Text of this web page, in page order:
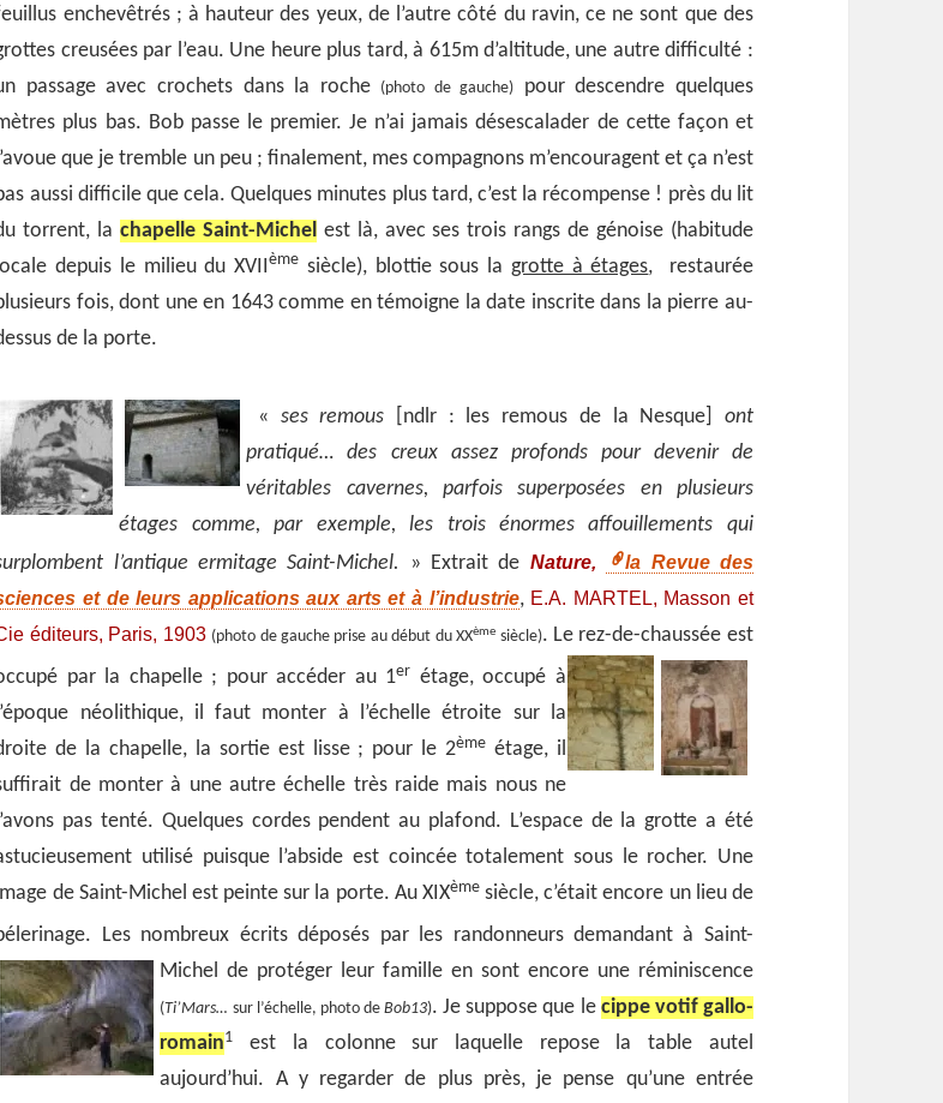
enchevêtrés ; à hauteur des yeux, de l’autre côté du ravin, ce ne sont que des
creusées par l’eau. Une heure plus tard, à 615m d’altitude, une autre difficulté :
passage avec crochets dans la roche (photo de gauche)
pour descendre quelques
plus bas. Bob passe le premier. Je n’ai jamais désescalader de cette façon et
que je tremble un peu ; finalement, mes compagnons m’encouragent et ça n’est
aussi difficile que cela. Quelques minutes plus tard, c’est la récompense ! près du lit
torrent, lachapelle Saint-Michelest là, avec ses trois rangs de génoise (habitude
depuis le milieu du XVIIème siècle), blottie sous la grotte à étages, restaurée
fois, dont une en 1643 comme en témoigne la date inscrite dans la pierre au-
de la porte.
« ses remous [ndlr : les remous de la Nesque] ont
pratiqué… des creux assez profonds pour devenir de
véritables cavernes, parfois superposées en plusieurs
étages comme, par exemple, les trois énormes affouillements qui
l’antique ermitage Saint-Michel.
» Extrait de Nature,
la Revue des
et de leurs applications aux arts et à l’industrie, E.A. MARTEL, Masson et
éditeurs, Paris, 1903 (photo de gauche prise au début du XXème siècle). Le rez-de-chaussée est
par la chapelle ; pour accéder au 1er étage,occupé à
néolithique, il faut monter à l’échelle étroite sur la
de la chapelle, la sortie est lisse ; pour le 2ème étage, il
de monter à une autre échelle très raide mais nous ne
pas tenté. Quelques cordes pendent au plafond. L’espace de la grotte a été
utilisé puisque l’abside est coincée totalement sous le rocher. Une
de Saint-Michel est peinte sur la porte. Au XIXèmesiècle, c’était encore un lieu de
Les nombreux écrits déposés par les randonneurs demandantà Saint-
Michel de protéger leur famille en sont encore une réminiscence
(Ti’Mars… sur l’échelle, photo deBob13). Je suppose que le cippe votif gallo-
romain1
est la colonne sur laquelle repose la table autel
aujourd’hui. A y regarder de plus près, je pense qu’une entrée